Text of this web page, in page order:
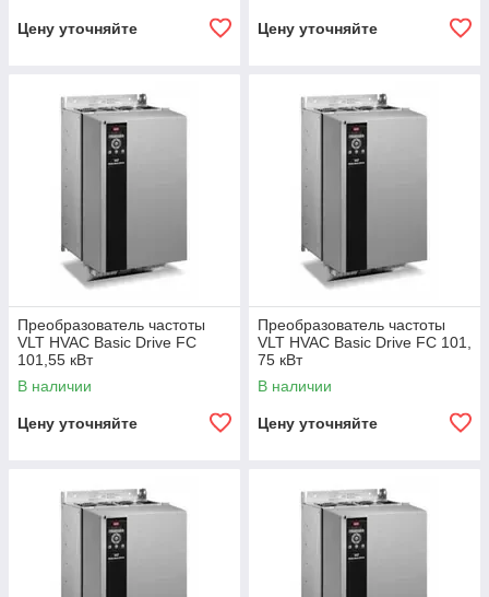
Цену уточняйте Цену уточняйте
Преобразователь частоты
VLT HVAC Basic Drive FC
101,55 кВт
В наличии
Цену уточняйте
Преобразователь частоты
VLT HVAC Basic Drive FC 101,
75 кВт
В наличии
Цену уточняйте